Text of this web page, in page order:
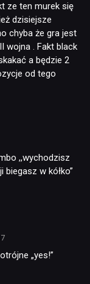
ze ten murek się
dzisiejsze
chyba że gra jest
wojna . Fakt black
a będzie 2
od tego
,,wychodzisz
w kółko”
„yes!”